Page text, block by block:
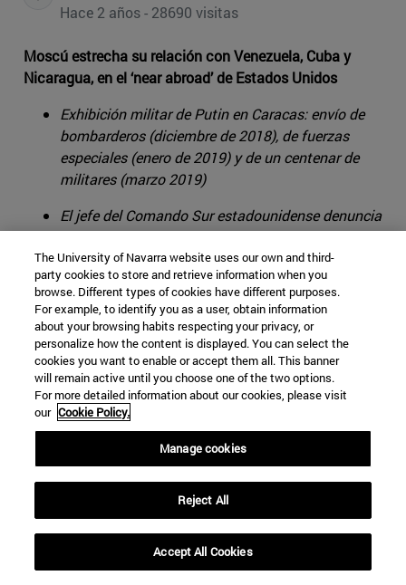
Hace 2 años - 28690 visitas
Moscú estrecha su relación con Venezuela, Cuba y
Nicaragua, en el ‘near abroad’ de Estados Unidos
Exhibición militar de Putin en Caracas: envío de
bombarderos (diciembre de 2018), de fuerzas
especiales (enero de 2019) y de un centenar de
militares (marzo 2019)
El jefe del Comando Sur estadounidense denuncia
propósitos “no benignos” de la Escuela de Policías
abierta por Rusia en Managua para la formación
agentes centroamericanos
El acuerdo para instalar en Cuba una estación de
Glonass reaviva las sospechas de que los rusos
pueden volver a usar la isla para el espionaje sobre
EEUU como en la Guerra Fría
The University of Navarra website uses our own and third-
party cookies to store and retrieve information when you
browse. Different types of cookies have different purposes.
For example, to identify you as a user, obtain information
about your browsing habits respecting your privacy, or
personalize how the content is displayed. You can select the
cookies you want to enable or accept them all. This banner
will remain active until you choose one of the two options.
For more detailed information about our cookies, please visit
our Cookie Policy.
Manage cookies
Reject All
Accept All Cookies